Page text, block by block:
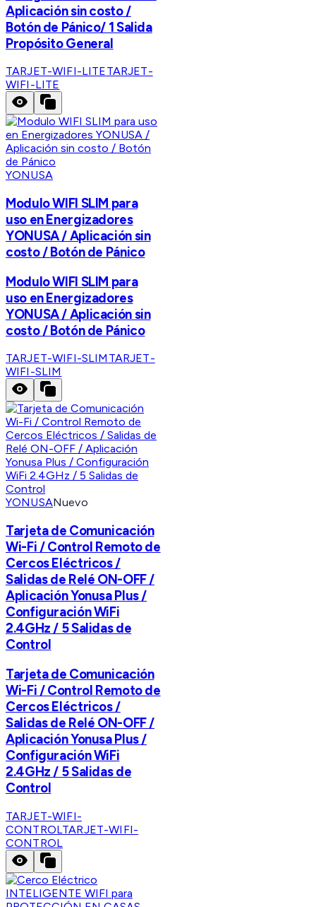
Aplicación sin costo /
Botón de Pánico/ 1 Salida
Propósito General
TARJET-WIFI-LITETARJET-
WIFI-LITE
YONUSA
Modulo WIFI SLIM para
uso en Energizadores
YONUSA / Aplicación sin
costo / Botón de Pánico
Modulo WIFI SLIM para
uso en Energizadores
YONUSA / Aplicación sin
costo / Botón de Pánico
TARJET-WIFI-SLIM TARJET-
WIFI-SLIM
YONUSANuevo
Tarjeta de Comunicación
Wi-Fi / Control Remoto de
Cercos Eléctricos /
Salidas de Relé ON-OFF /
Aplicación Yonusa Plus /
Configuración WiFi
2.4GHz / 5 Salidas de
Control
Tarjeta de Comunicación
Wi-Fi / Control Remoto de
Cercos Eléctricos /
Salidas de Relé ON-OFF /
Aplicación Yonusa Plus /
Configuración WiFi
2.4GHz / 5 Salidas de
Control
TARJET-WIFI-
CONTROLTARJET-WIFI-
CONTROL